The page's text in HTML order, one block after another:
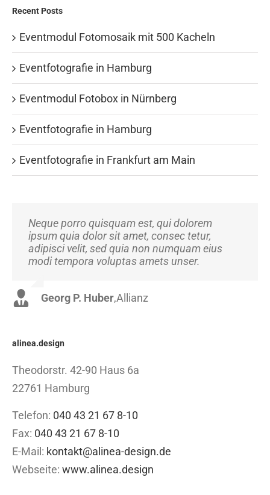
Recent Posts
Eventmodul Fotomosaik mit 500 Kacheln
Eventfotografie in Hamburg
Eventmodul Fotobox in Nürnberg
Eventfotografie in Hamburg
Eventfotografie in Frankfurt am Main
Neque porro quisquam est, qui dolorem
ipsum quia dolor sit amet, consec tetur,
adipisci velit, sed quia non numquam eius
modi tempora voluptas amets unser.
Georg P. Huber,Allianz
Aliquam erat volutpat. Quisque at est id ligula
facilisis laoreet eget pulvinar nibh.
Suspendisse at ultrices dui. Curabitur ac felis
arcu sadips ipsums fugiats nemis.
Luke Beck,Theme Fusion
alinea.design
Theodorstr. 42-90 Haus 6a
22761 Hamburg
Telefon: 040 43 21 67 8-10
Fax: 040 43 21 67 8-10
E-Mail: kontakt@alinea-design.de
Webseite: www.alinea.design